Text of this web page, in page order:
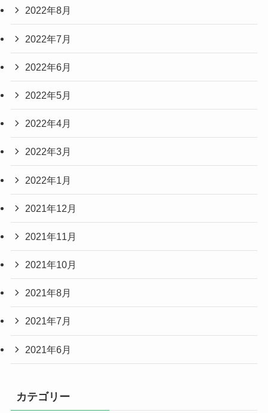
2022年8月
2022年7月
2022年6月
2022年5月
2022年4月
2022年3月
2022年1月
2021年12月
2021年11月
2021年10月
2021年8月
2021年7月
2021年6月
カテゴリー